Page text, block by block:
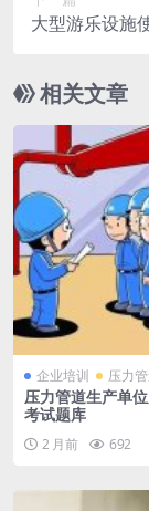
大型游乐设施
相关文章
企业培训 压力
压力管道生产单
考试题库
2 月前 692